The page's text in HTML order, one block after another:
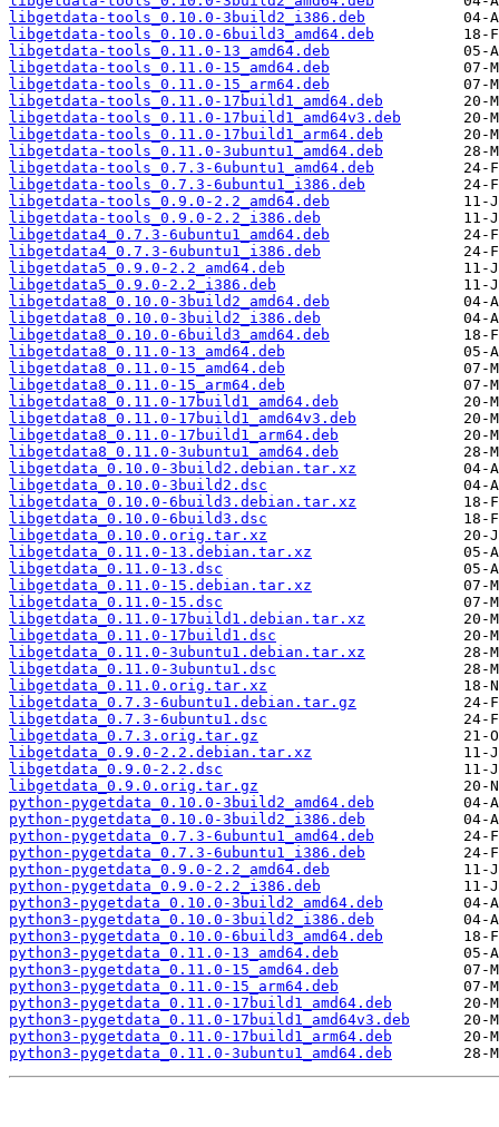
libgetdata-tools_0.10.0-3build2_i386.deb
libgetdata-tools_0.10.0-6build3_amd64.deb
libgetdata-tools_0.11.0-13_amd64.deb
libgetdata-tools_0.11.0-15_amd64.deb
libgetdata-tools_0.11.0-15_arm64.deb
libgetdata-tools_0.11.0-17build1_amd64.deb
libgetdata-tools_0.11.0-17build1_amd64v3.deb
libgetdata-tools_0.11.0-17build1_arm64.deb
libgetdata-tools_0.11.0-3ubuntu1_amd64.deb
libgetdata-tools_0.7.3-6ubuntu1_amd64.deb
libgetdata-tools_0.7.3-6ubuntu1_i386.deb
libgetdata-tools_0.9.0-2.2_amd64.deb
libgetdata-tools_0.9.0-2.2_i386.deb
libgetdata4_0.7.3-6ubuntu1_amd64.deb
libgetdata4_0.7.3-6ubuntu1_i386.deb
libgetdata5_0.9.0-2.2_amd64.deb
libgetdata5_0.9.0-2.2_i386.deb
libgetdata8_0.10.0-3build2_amd64.deb
libgetdata8_0.10.0-3build2_i386.deb
libgetdata8_0.10.0-6build3_amd64.deb
libgetdata8_0.11.0-13_amd64.deb
libgetdata8_0.11.0-15_amd64.deb
libgetdata8_0.11.0-15_arm64.deb
libgetdata8_0.11.0-17build1_amd64.deb
libgetdata8_0.11.0-17build1_amd64v3.deb
libgetdata8_0.11.0-17build1_arm64.deb
libgetdata8_0.11.0-3ubuntu1_amd64.deb
libgetdata_0.10.0-3build2.debian.tar.xz
libgetdata_0.10.0-3build2.dsc
libgetdata_0.10.0-6build3.debian.tar.xz
libgetdata_0.10.0-6build3.dsc
libgetdata_0.10.0.orig.tar.xz
libgetdata_0.11.0-13.debian.tar.xz
libgetdata_0.11.0-13.dsc
libgetdata_0.11.0-15.debian.tar.xz
libgetdata_0.11.0-15.dsc
libgetdata_0.11.0-17build1.debian.tar.xz
libgetdata_0.11.0-17build1.dsc
libgetdata_0.11.0-3ubuntu1.debian.tar.xz
libgetdata_0.11.0-3ubuntu1.dsc
libgetdata_0.11.0.orig.tar.xz
libgetdata_0.7.3-6ubuntu1.debian.tar.gz
libgetdata_0.7.3-6ubuntu1.dsc
libgetdata_0.7.3.orig.tar.gz
libgetdata_0.9.0-2.2.debian.tar.xz
libgetdata_0.9.0-2.2.dsc
libgetdata_0.9.0.orig.tar.gz
python-pygetdata_0.10.0-3build2_amd64.deb
python-pygetdata_0.10.0-3build2_i386.deb
python-pygetdata_0.7.3-6ubuntu1_amd64.deb
python-pygetdata_0.7.3-6ubuntu1_i386.deb
python-pygetdata_0.9.0-2.2_amd64.deb
python-pygetdata_0.9.0-2.2_i386.deb
python3-pygetdata_0.10.0-3build2_amd64.deb
python3-pygetdata_0.10.0-3build2_i386.deb
python3-pygetdata_0.10.0-6build3_amd64.deb
python3-pygetdata_0.11.0-13_amd64.deb
python3-pygetdata_0.11.0-15_amd64.deb
python3-pygetdata_0.11.0-15_arm64.deb
python3-pygetdata_0.11.0-17build1_amd64.deb
python3-pygetdata_0.11.0-17build1_amd64v3.deb
python3-pygetdata_0.11.0-17build1_arm64.deb
python3-pygetdata_0.11.0-3ubuntu1_amd64.deb